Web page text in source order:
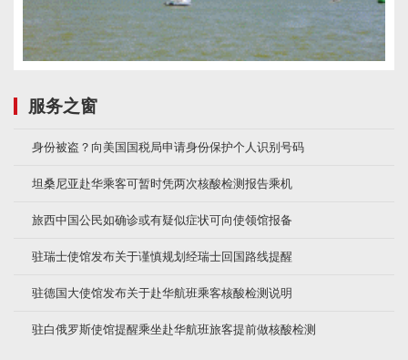
服务之窗
身份被盗？向美国国税局申请身份保护个人识别号码
坦桑尼亚赴华乘客可暂时凭两次核酸检测报告乘机
旅西中国公民如确诊或有疑似症状可向使领馆报备
驻瑞士使馆发布关于谨慎规划经瑞士回国路线提醒
驻德国大使馆发布关于赴华航班乘客核酸检测说明
驻白俄罗斯使馆提醒乘坐赴华航班旅客提前做核酸检测